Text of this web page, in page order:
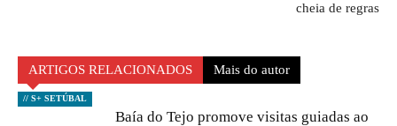
cheia de regras
ARTIGOS RELACIONADOS Mais do autor
// S+ SETÚBAL
Baía do Tejo promove visitas guiadas ao